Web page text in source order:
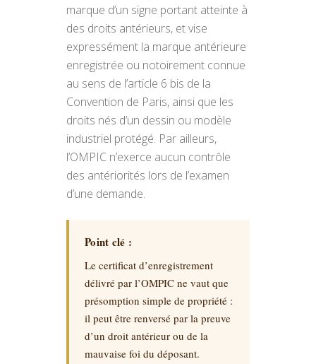
marque d’un signe portant atteinte à
des droits antérieurs, et vise
expressément la marque antérieure
enregistrée ou notoirement connue
au sens de l’article 6 bis de la
Convention de Paris, ainsi que les
droits nés d’un dessin ou modèle
industriel protégé. Par ailleurs,
l’OMPIC n’exerce aucun contrôle
des antériorités lors de l’examen
d’une demande.
Point clé :
Le certificat d’enregistrement
délivré par l’OMPIC ne vaut que
présomption simple de propriété :
il peut être renversé par la preuve
d’un droit antérieur ou de la
mauvaise foi du déposant.